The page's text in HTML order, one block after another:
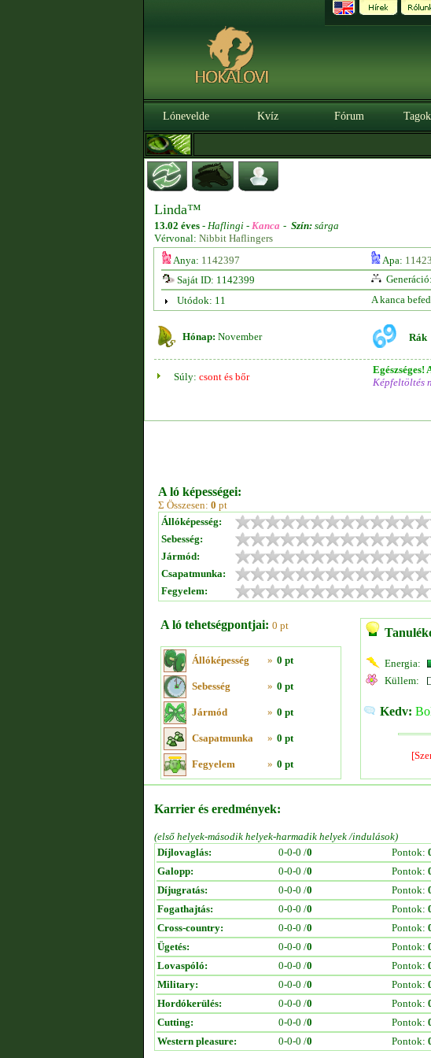
Lónevelde Kvíz Fórum
Linda™
13.02 éves - Haflingi - Kanca - Szín: sárga
Vérvonal: Nibbit Haflingers
Anya: 1142397 Apa:
Saját ID: 1142399
Utódok: 11
A kanca
Hónap: November Rák
Súly: csont és bőr
Képfeltöltés
A ló képességei:
Σ Összesen: 0 pt
Állóképesség:
Sebesség:
Jármód:
Csapatmunka:
Fegyelem:
A ló tehetségpontjai: 0 pt
Állóképesség » 0 pt
Sebesség » 0 pt
Jármód » 0 pt
Csapatmunka » 0 pt
Fegyelem » 0 pt
Energia:
Küllem:
Kedv:
Karrier és eredmények:
(első helyek-második helyek-harmadik helyek /indulások)
Díjlovaglás:
0-0-0 /0 Pontok:
Galopp:
0-0-0 /0 Pontok:
Díjugratás:
0-0-0 /0 Pontok:
Fogathajtás:
0-0-0 /0 Pontok:
Cross-country:
0-0-0 /0 Pontok:
Ügetés:
0-0-0 /0 Pontok:
Lovaspóló:
0-0-0 /0 Pontok:
Military:
0-0-0 /0 Pontok:
Hordókerülés:
0-0-0 /0 Pontok:
Cutting:
0-0-0 /0 Pontok:
Western pleasure:
0-0-0 /0 Pontok: